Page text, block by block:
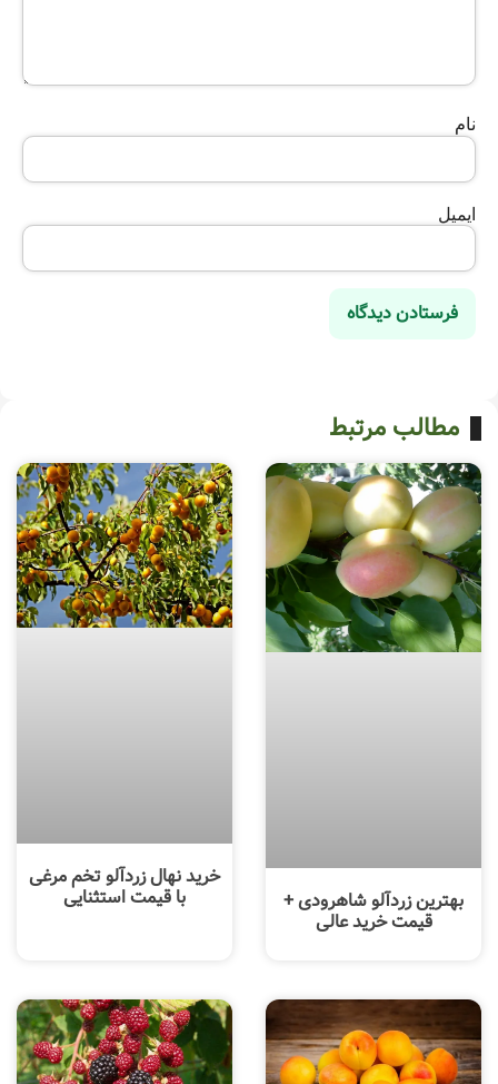
نام
ایمیل
مطالب مرتبط
بهترین زردآلو شاهرودی +
قیمت خرید عالی
خرید نهال زردآلو تخم مرغی
با قیمت استثنایی